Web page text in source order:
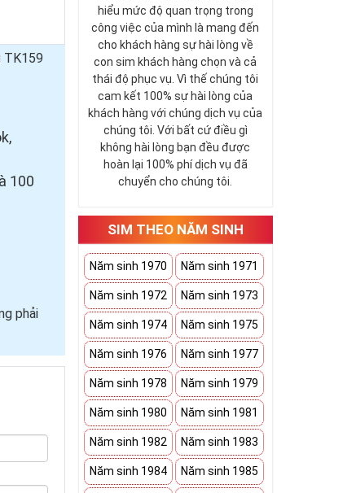
TK159
100
phải
hiểu mức độ quan trọng trong
công việc của mình là mang đến
cho khách hàng sự hài lòng về
con sim khách hàng chọn và cả
thái độ phục vụ. Vì thế chúng tôi
cam kết 100% sự hài lòng của
khách hàng với chúng dịch vụ của
chúng tôi. Với bất cứ điều gì
không hài lòng bạn đều được
hoàn lại 100% phí dịch vụ đã
chuyển cho chúng tôi.
SIM THEO NĂM SINH
Năm sinh 1970 Năm sinh 1971
Năm sinh 1972 Năm sinh 1973
Năm sinh 1974 Năm sinh 1975
Năm sinh 1976 Năm sinh 1977
Năm sinh 1978 Năm sinh 1979
Năm sinh 1980 Năm sinh 1981
Năm sinh 1982 Năm sinh 1983
Năm sinh 1984 Năm sinh 1985